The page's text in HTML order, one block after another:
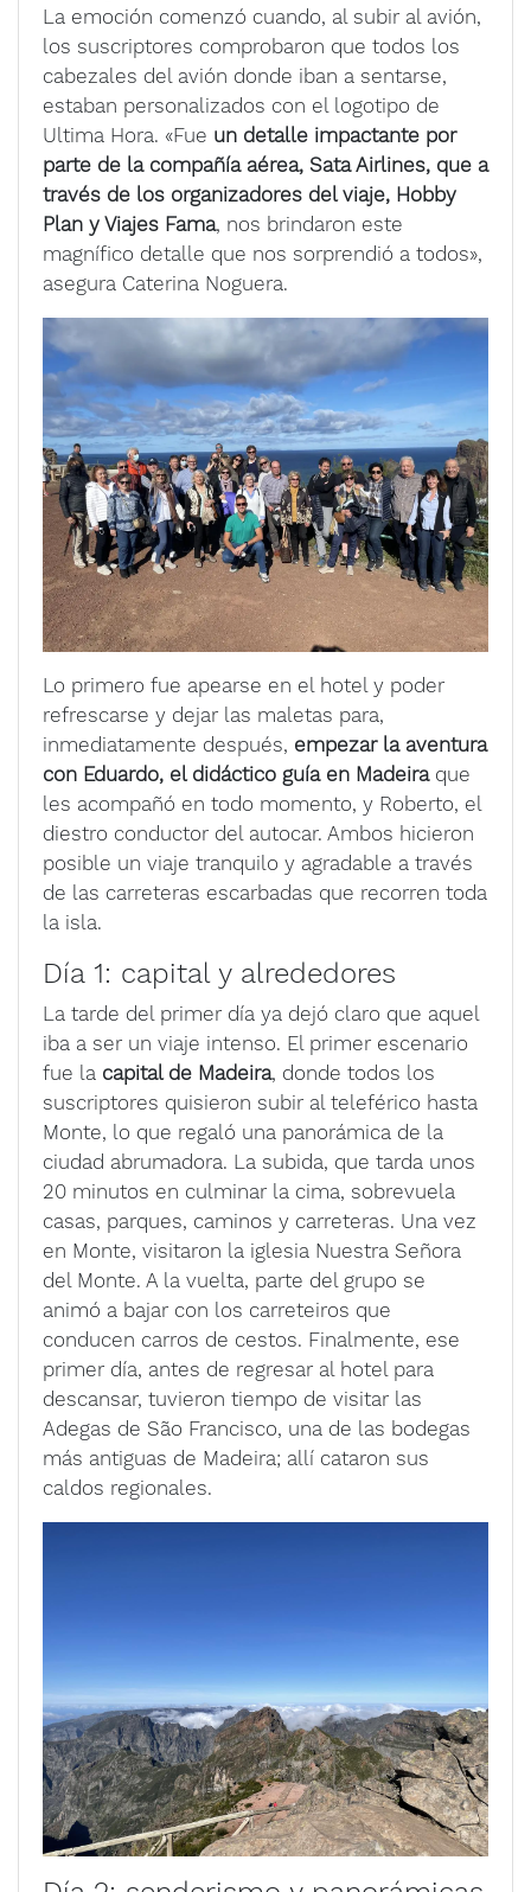
La emoción comenzó cuando, al subir al avión,
los suscriptores comprobaron que todos los
cabezales del avión donde iban a sentarse,
estaban personalizados con el logotipo de
Ultima Hora. «Fue un detalle impactante por
parte de la compañía aérea, Sata Airlines, que a
través de los organizadores del viaje, Hobby
Plan y Viajes Fama, nos brindaron este
magnífico detalle que nos sorprendió a todos»,
asegura Caterina Noguera.
Lo primero fue apearse en el hotel y poder
refrescarse y dejar las maletas para,
inmediatamente después, empezar la aventura
con Eduardo, el didáctico guía en Madeiraque
les acompañó en todo momento, y Roberto, el
diestro conductor del autocar. Ambos hicieron
posible un viaje tranquilo y agradable a través
de las carreteras escarbadas que recorren toda
la isla.
Día 1: capital y alrededores
La tarde del primer día ya dejó claro que aquel
iba a ser un viaje intenso. El primer escenario
fue la capital de Madeira, donde todos los
suscriptores quisieron subir al teleférico hasta
Monte, lo que regaló una panorámica de la
ciudad abrumadora. La subida, que tarda unos
20 minutos en culminar la cima, sobrevuela
casas, parques, caminos y carreteras. Una vez
en Monte, visitaron la iglesia Nuestra Señora
del Monte. A la vuelta, parte del grupo se
animó a bajar con los carreteiros que
conducen carros de cestos. Finalmente, ese
primer día, antes de regresar al hotel para
descansar, tuvieron tiempo de visitar las
Adegas de São Francisco, una de las bodegas
más antiguas de Madeira; allí cataron sus
caldos regionales.